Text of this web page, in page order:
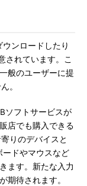
ンロードしたり
されています。こ
般のユーザーに提
。
ソフトサービスが
店でも購入できる
りのデバイスと
ードやマウスなど
ます。新たな入力
期待されます。